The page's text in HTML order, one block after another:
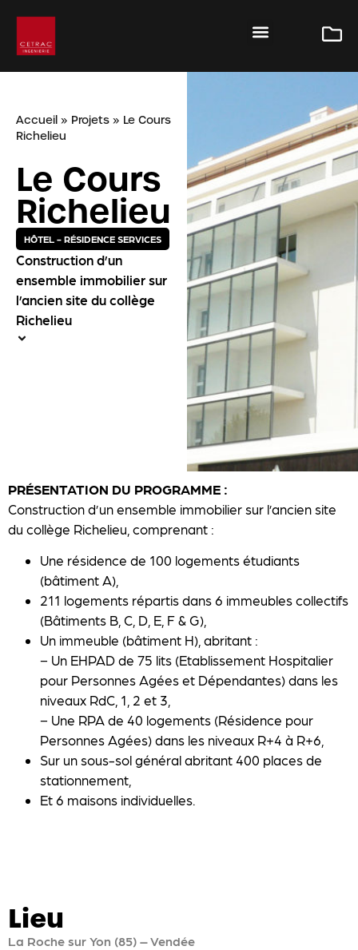
Accueil » Projets » Le Cours
Richelieu
Le Cours
Richelieu
HÔTEL - RÉSIDENCE SERVICES
Construction d’un
ensemble immobilier sur
l’ancien site du collège
Richelieu
PRÉSENTATION DU PROGRAMME :
Construction d’un ensemble immobilier sur l’ancien site
du collège Richelieu, comprenant :
Une résidence de 100 logements étudiants
(bâtiment A),
211 logements répartis dans 6 immeubles collectifs
(Bâtiments B, C, D, E, F & G),
Un immeuble (bâtiment H), abritant :
− Un EHPAD de 75 lits (Etablissement Hospitalier
pour Personnes Agées et Dépendantes) dans les
niveaux RdC, 1, 2 et 3,
− Une RPA de 40 logements (Résidence pour
Personnes Agées) dans les niveaux R+4 à R+6,
Sur un sous-sol général abritant 400 places de
stationnement,
Et 6 maisons individuelles.
Lieu
La Roche sur Yon (85) – Vendée